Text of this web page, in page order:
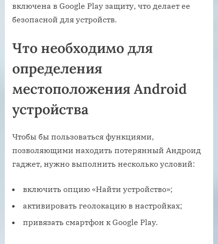
включена в Google Play защиту, что делает ее
безопасной для устройств.
Что необходимо для
определения
местоположения Android
устройства
Чтобы бы пользоваться функциями,
позволяющими находить потерянный Андроид
гаджет, нужно выполнить несколько условий:
включить опцию «Найти устройство»;
активировать геолокацию в настройках;
привязать смартфон к Google Play.